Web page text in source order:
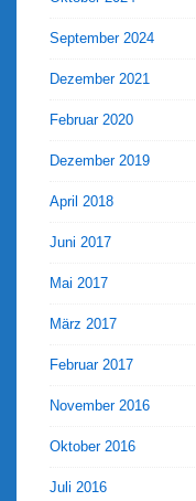
September 2024
Dezember 2021
Februar 2020
Dezember 2019
April 2018
Juni 2017
Mai 2017
März 2017
Februar 2017
November 2016
Oktober 2016
Juli 2016